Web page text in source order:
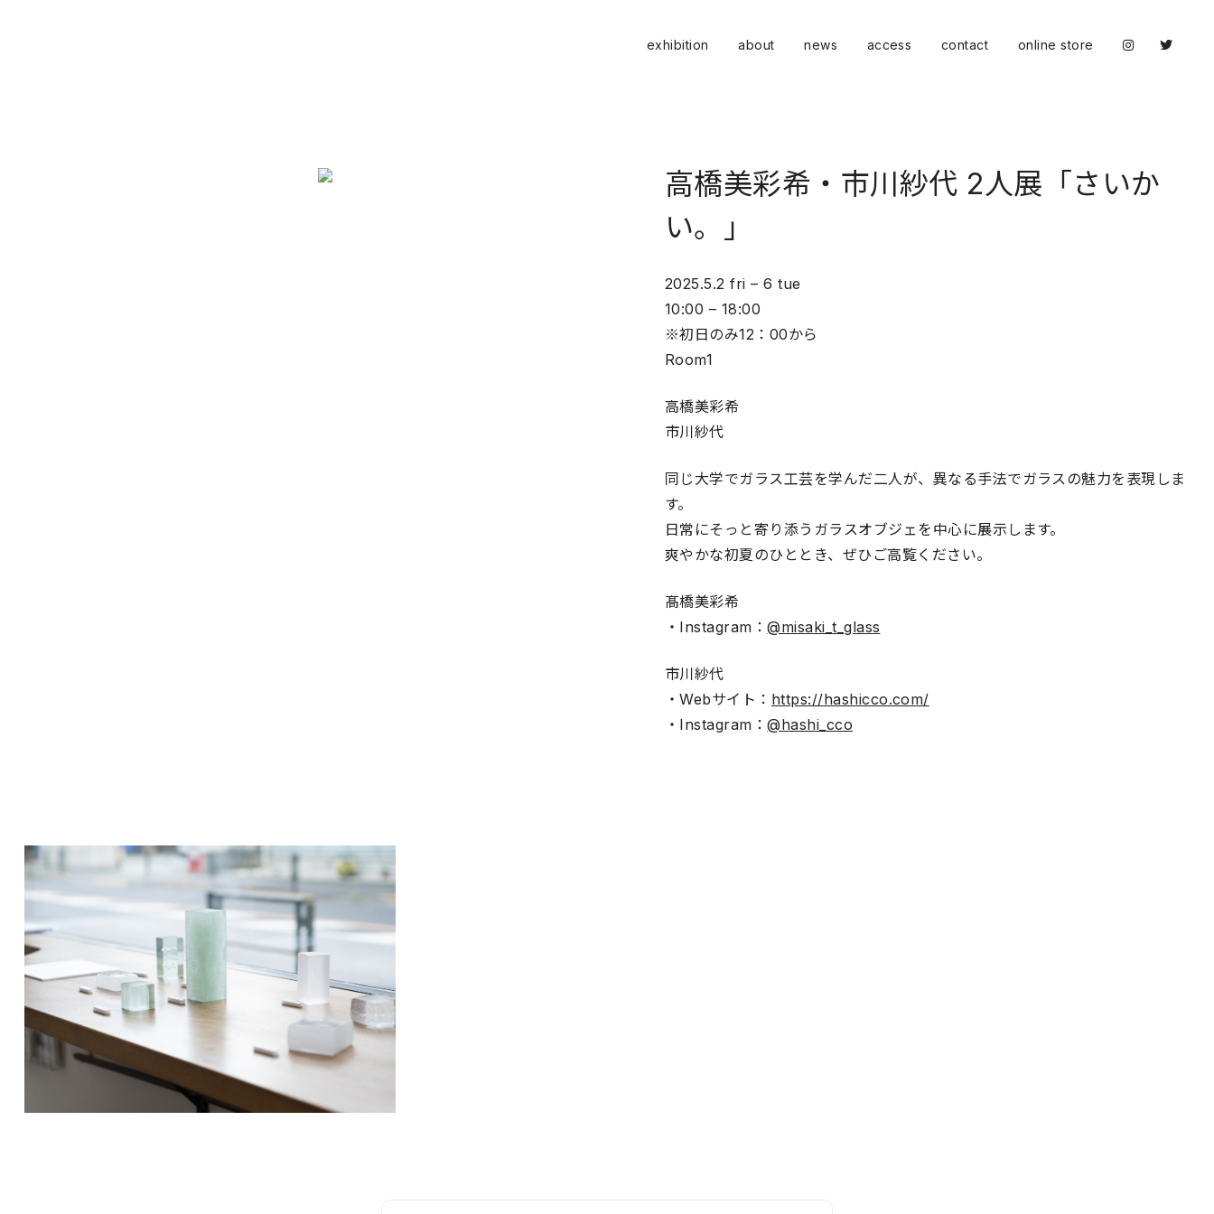
exhibition about news access contact online store
高橋美彩希・市川紗代 2人展「さいか
い。」
2025.5.2 fri – 6 tue
10:00 – 18:00
※初日のみ12：00から
Room1
高橋美彩希
市川紗代
同じ大学でガラス工芸を学んだ二人が、異なる手法でガラスの魅力を表現しま
す。
日常にそっと寄り添うガラスオブジェを中心に展示します。
爽やかな初夏のひととき、ぜひご高覧ください。
髙橋美彩希
・Instagram：@misaki_t_glass
市川紗代
・Webサイト： https://hashicco.com/
・Instagram：@hashi_cco